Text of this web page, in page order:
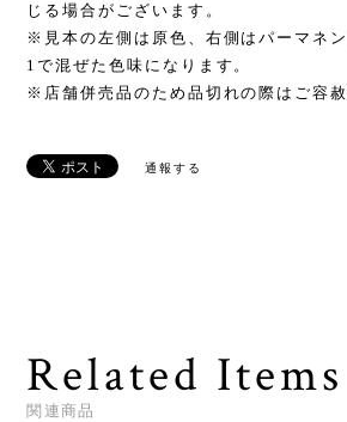
じる場合がございます。
※見本の左側は原色、右側はパーマネン
1で混ぜた色味になります。
※店舗併売品のため品切れの際はご容赦
通報する
Related Items
関連商品